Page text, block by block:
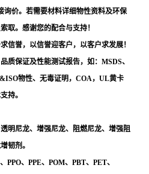
询价。若需要材料详细物性资料及环保
取。感谢您的配合与支持！
信誉，以信誉迎客户，以客户求发展！
质保证及性能测试报告，如：MSDS、
物性、无毒证明，COA，UL黄卡
持。
明尼龙、增强尼龙、阻燃尼龙、增强阻
韧剂。
PPO、PPE、POM、PBT、PET、